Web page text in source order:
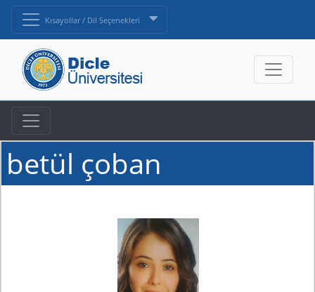
Kısayollar / Dil Seçenekleri
betül çoban